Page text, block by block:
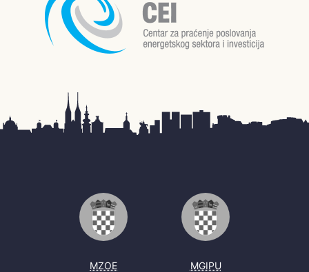
MZOE MGIPU